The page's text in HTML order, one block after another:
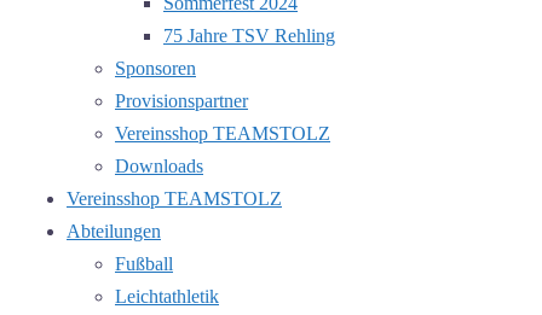
75 Jahre TSV Rehling
Sponsoren
Provisionspartner
Vereinsshop TEAMSTOLZ
Downloads
Vereinsshop TEAMSTOLZ
Abteilungen
Fußball
Leichtathletik